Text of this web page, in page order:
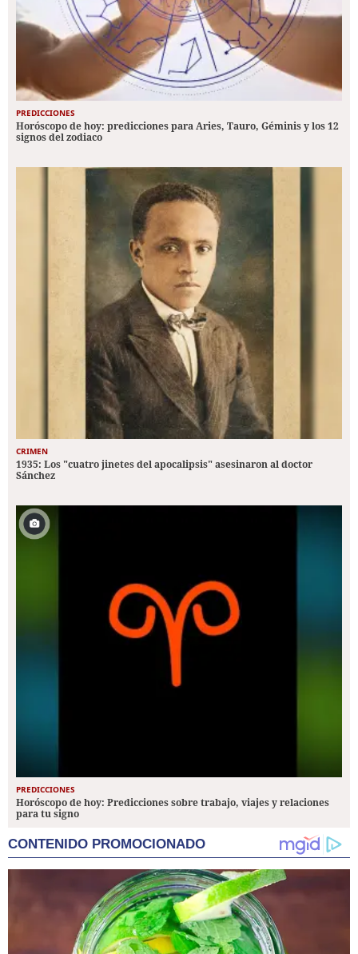
PREDICCIONES
Horóscopo de hoy: predicciones para Aries, Tauro, Géminis y los 12
signos del zodiaco
CRIMEN
1935: Los "cuatro jinetes del apocalipsis" asesinaron al doctor
Sánchez
PREDICCIONES
Horóscopo de hoy: Predicciones sobre trabajo, viajes y relaciones
para tu signo
CONTENIDO PROMOCIONADO